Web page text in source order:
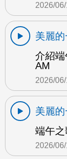
2026/
美麗
介紹
AM
2026/
美麗
端午
2026/